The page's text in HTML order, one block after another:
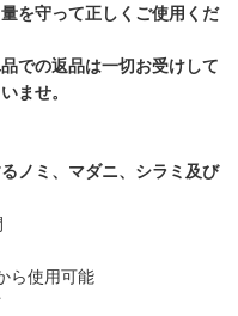
を守って正しくご使用くだ
での返品は一切お受けして
ませ。
ノミ、マダニ、シラミ及び
ら使用可能